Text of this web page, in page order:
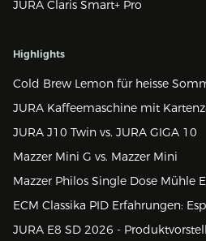
JURA Claris Smart+ Pro
Highlights
Cold Brew Lemon für heisse
JURA Kaffeemaschine mit
JURA J10 Twin vs. JURA GIGA 10
Mazzer Mini G vs. Mazzer Mini
Mazzer Philos Single Dose Mühle
ECM Classika PID Erfahrungen:
JURA E8 SD 2026 -